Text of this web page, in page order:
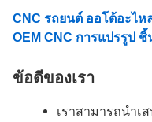
CNC รถยนต์ ออโต้อะไ
OEM CNC การแปรรูป
ข้อดีของเรา
เราสามารถนําเ